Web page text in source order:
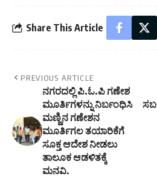
Share This Article
PREVIOUS ARTICLE
ನಗರದಲ್ಲಿ ಪಿ.ಓ.ಪಿ ಗಣೇಶ
ಮೂರ್ತಿಗಳನ್ನು ನಿರ್ಬಂಧಿಸಿ
ಮಣ್ಣಿನ ಗಣೇಶನ
ಮೂರ್ತಿಗಲ ತಯಾರಿಕೆಗೆ
ಸೂಕ್ತ ಆದೇಶ ನೀಡಲು
ತಾಲೂಕ ಆಡಳಿತಕ್ಕೆ
ಮನವಿ.